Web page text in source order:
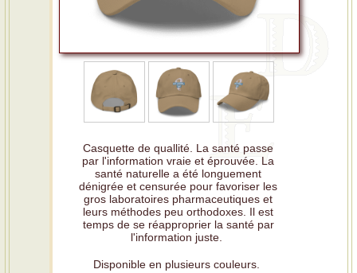
Casquette de quallité. La santé passe
par l'information vraie et éprouvée. La
santé naturelle a été longuement
dénigrée et censurée pour favoriser les
gros laboratoires pharmaceutiques et
leurs méthodes peu orthodoxes. Il est
temps de se réapproprier la santé par
l'information juste.
Disponible en plusieurs couleurs.